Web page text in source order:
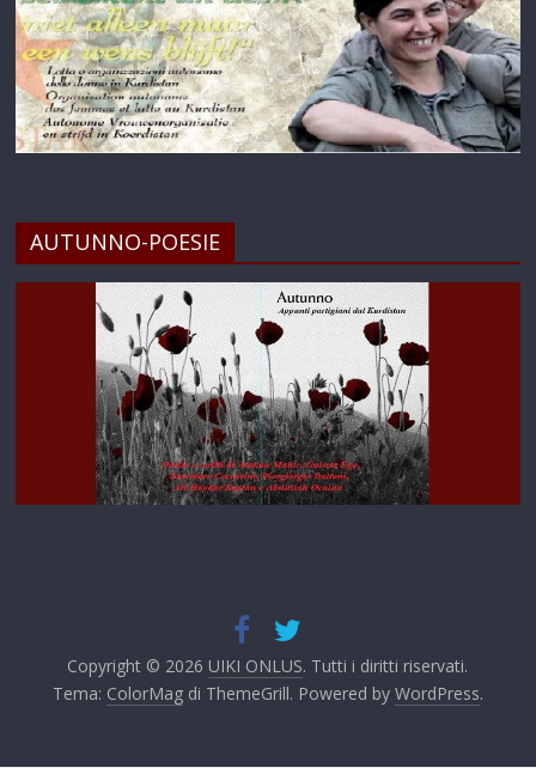
AUTUNNO-POESIE
Copyright © 2026 UIKI ONLUS. Tutti i diritti riservati.
Tema: ColorMagdi ThemeGrill. Powered by WordPress.